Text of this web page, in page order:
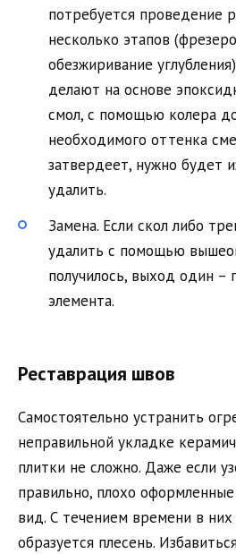
потребуется проведение
несколько этапов
обезжиривание
делают на основе
смол, с помощью колера
необходимого оттенка
затвердеет, нужно будет
удалить.
Замена. Если скол либо
удалить с помощью
получилось, выход один –
элемента.
Реставрация швов
Самостоятельно устранить
неправильной укладке
плитки не сложно. Даже если
правильно, плохо
вид. С течением времени в них
образуется плесень.